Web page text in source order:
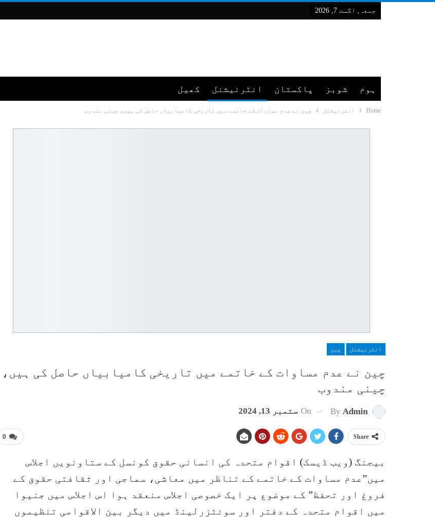
جمعہ, اگست 7, 2026
ہوم شوبز پاکستان انٹرنیشنل کھیل
Home انٹرنیشنل چین نے عدم مساوات کے خاتمے میں تاریخی کامیابیاں حاصل کی ہیں، چینی مندوب
انٹرنیشنل چین
چین نے عدم مساوات کے خاتمے میں تاریخی کامیابیاں حاصل کی ہیں،
چینی مندوب
By Admin
On ستمبر 13, 2024
0 Share
بیجنگ (ویب ڈیسک) اقوام متحدہ کی انسانی حقوق کونسل کے ستاونویں اجلاس
میں”عدم مساوات کے خاتمے کے تناظر میں معاشی، سماجی اور ثقافتی حقوق کے
فروغ اور تحفظ” کے موضوع پر ایک خصوصی اجلاس منعقد ہوا اس اجلاس میں جنیوا
میں اقوام متحدہ کے دفتر اور سوئٹزرلینڈ میں دیگر بین الاقوامی تنظیموں